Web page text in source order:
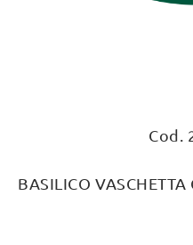
Cod.
BASILICO